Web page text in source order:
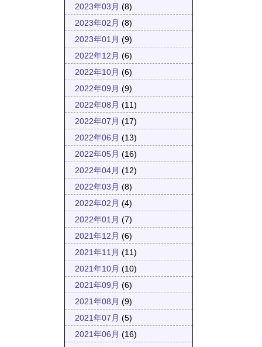
2023年03月 (8)
2023年02月 (8)
2023年01月 (9)
2022年12月 (6)
2022年10月 (6)
2022年09月 (9)
2022年08月 (11)
2022年07月 (17)
2022年06月 (13)
2022年05月 (16)
2022年04月 (12)
2022年03月 (8)
2022年02月 (4)
2022年01月 (7)
2021年12月 (6)
2021年11月 (11)
2021年10月 (10)
2021年09月 (6)
2021年08月 (9)
2021年07月 (5)
2021年06月 (16)